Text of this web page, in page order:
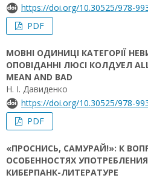
https://doi.org/10.30525/978-
PDF
МОВНІ ОДИНИЦІ КАТЕГОРІЇ
ОПОВІДАННІ ЛЮСІ КОЛДУЕЛ ALL
MEAN AND BAD
Н. І. Давиденко
https://doi.org/10.30525/978-
PDF
«ПРОСНИСЬ, САМУРАЙ!»: К
ОСОБЕННОСТЯХ
КИБЕРПАНК-ЛИТЕРАТУРЕ